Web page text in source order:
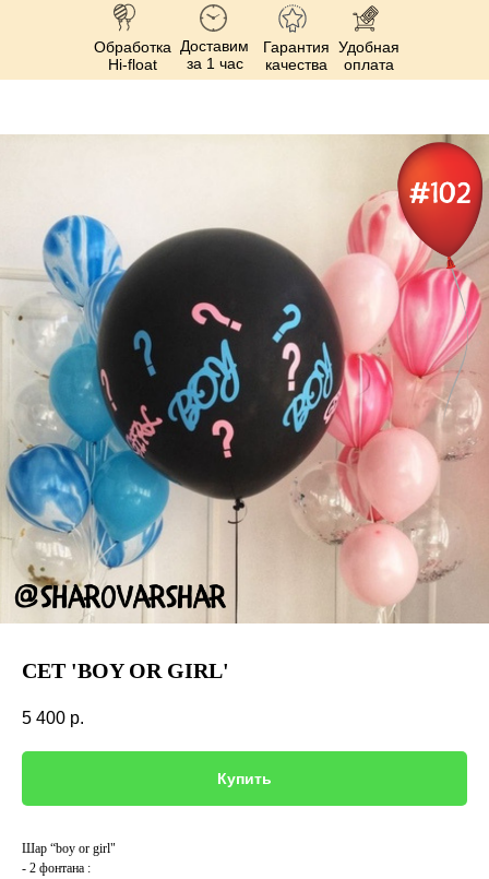
Обработка
Hi-float
Доставим
за 1 час
Гарантия
качества
Удобная
оплата
СЕТ 'BOY OR GIRL'
5 400 р.
Купить
Шар “boy or girl"
- 2 фонтана :